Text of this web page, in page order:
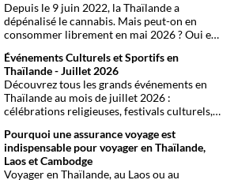
Depuis le 9 juin 2022, la Thaïlande a
dépénalisé le cannabis. Mais peut-on en
consommer librement en mai 2026 ? Oui et
confusions qui peuvent avoir de grosses
conséquences ! Explications.
Événements Culturels et Sportifs en
Thaïlande - Juillet 2026
Découvrez tous les grands événements en
Thaïlande au mois de juillet 2026 :
célébrations religieuses, festivals culturels,
et fêtes locales. Une sélection
chronologique complète pour ne rien
manquer !
Pourquoi une assurance voyage est
indispensable pour voyager en Thaïlande,
Laos et Cambodge
Voyager en Thaïlande, au Laos ou au